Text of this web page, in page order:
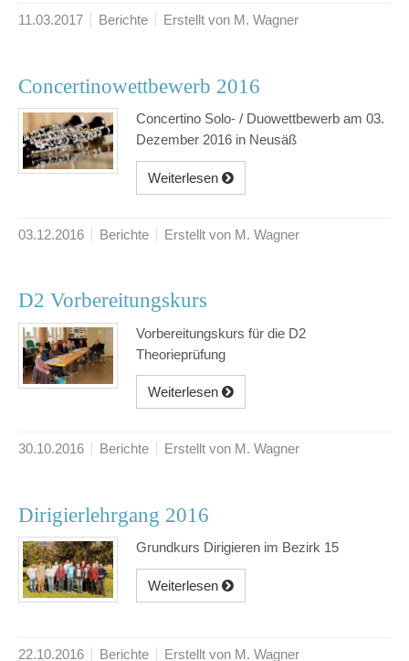
11.03.2017 Berichte Erstellt von M. Wagner
Concertinowettbewerb 2016
Concertino Solo- / Duowettbewerb am 03.
Dezember 2016 in Neusäß
Weiterlesen
03.12.2016 Berichte Erstellt von M. Wagner
D2 Vorbereitungskurs
Vorbereitungskurs für die D2
Theorieprüfung
Weiterlesen
30.10.2016 Berichte Erstellt von M. Wagner
Dirigierlehrgang 2016
Grundkurs Dirigieren im Bezirk 15
Weiterlesen
22.10.2016 Berichte Erstellt von M. Wagner